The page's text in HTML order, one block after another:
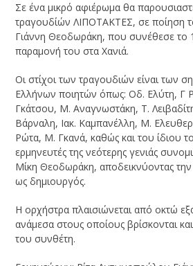
Σε ένα μικρό αφιέρωμα θα
τραγουδίών ΛΙΠΟΤΑΚΤΕΣ, σε ποίηση
Γιάννη Θεοδωράκη, που συνέθεσε το
παραμονή του στα Χανιά.
Οι στίχοι των τραγουδιών είναι των
Ελλήνων ποιητών όπως: Οδ. Ελύτη, Γ
Γκάτσου, Μ. Αναγνωστάκη, Τ.
Βάρναλη, Ιακ. Καμπανέλλη, Μ.
Ρώτα, Μ. Γκανά, καθώς και του ίδιου
ερμηνευτές της νεότερης γενιάς
Μίκη Θεοδωράκη, αποδεικνύοντας την
ως δημιουργός.
Η ορχήστρα πλαισιώνεται από οκτώ
ανάμεσα στους οποίους βρίσκονται
του συνθέτη.